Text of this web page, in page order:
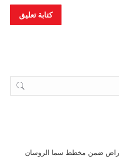
كتابة تعليق
أراضٍ ضمن مخطط سما الروسان